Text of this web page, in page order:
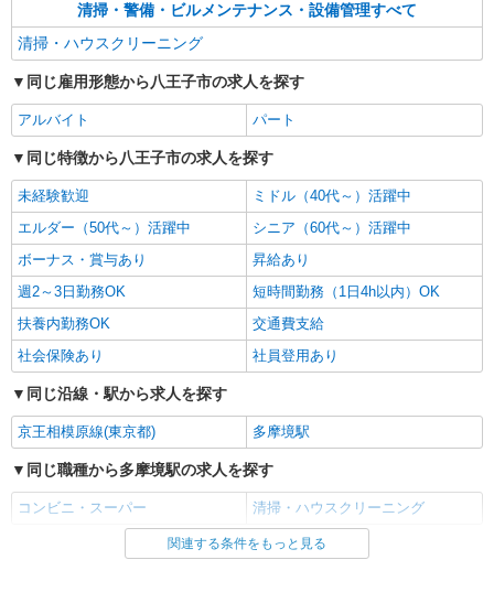
アルバイト パート
エーエフマネジメント株式会社
大学内清掃スタッフ
時給1,250円 試用期間：3か月（待遇の変動な
東京都八王子市片倉町
詳細を見る
清掃・警備・ビルメンテナンス・設備管理すべて
清掃・ハウスクリーニング
同じ雇用形態から八王子市の求人を探す
アルバイト パート
同じ特徴から八王子市の求人を探す
未経験歓迎
ミドル（40代～）活躍中
エルダー（50代～）活躍中
シニア（60代～）活躍中
ボーナス・賞与あり
昇給あり
週2～3日勤務OK
短時間勤務（1日4h以内）OK
扶養内勤務OK
交通費支給
社会保険あり
社員登用あり
同じ沿線・駅から求人を探す
京王相模原線(東京都) 多摩境駅
同じ職種から多摩境駅の求人を探す
コンビニ・スーパー 清掃・ハウスクリーニング
同じ雇用形態から多摩境駅の求人を探す
関連する条件をもっと見る